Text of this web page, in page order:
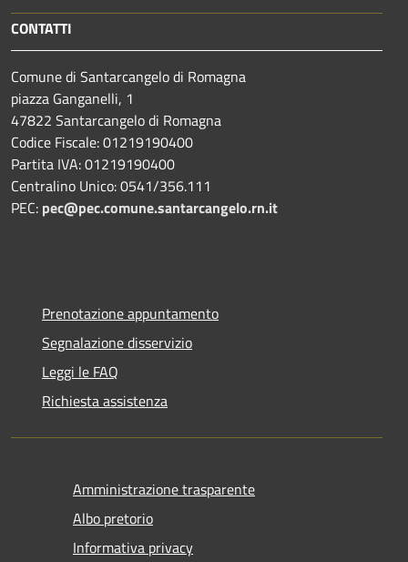
CONTATTI
Comune di Santarcangelo di Romagna
piazza Ganganelli, 1
47822 Santarcangelo di Romagna
Codice Fiscale: 01219190400
Partita IVA: 01219190400
Centralino Unico: 0541/356.111
PEC: pec@pec.comune.santarcangelo.rn.it
Prenotazione appuntamento
Segnalazione disservizio
Leggi le FAQ
Richiesta assistenza
Amministrazione trasparente
Albo pretorio
Informativa privacy